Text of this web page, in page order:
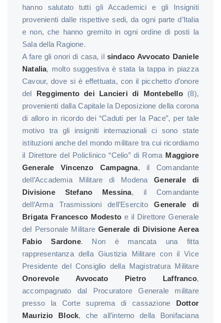
hanno salutato tutti gli Accademici e gli Insigniti
provenienti dalle rispettive sedi, da ogni parte d’Italia
e non, che hanno gremito in ogni ordine di posti la
Sala della Ragione.
A fare gli onori di casa, il sindaco Avvocato Daniele
Natalia, molto suggestiva è stata la tappa in piazza
Cavour, dove si è effettuata, con il picchetto d’onore
del Reggimento dei Lancieri di Montebello(8),
provenienti dalla Capitale la Deposizione della corona
di alloro in ricordo dei “Caduti per la Pace”, per tale
motivo tra gli insigniti internazionali ci sono state
istituzioni anche del mondo militare tra cui ricordiamo
il Direttore del Policlinico “Celio” di Roma Maggiore
Generale Vincenzo Campagna, il Comandante
dell’Accademia Militare di ModenaGenerale di
Divisione Stefano Messina, il Comandante
dell’Arma Trasmissioni dell’EsercitoGenerale di
Brigata Francesco Modesto e il Direttore Generale
del Personale MilitareGenerale di Divisione Aerea
Fabio Sardone. Non è mancata una fitta
rappresentanza della Giustizia Militare con il Vice
Presidente del Consiglio della Magistratura Militare
Onorevole Avvocato Pietro Laffranco,
accompagnato dal Procuratore Generale militare
presso la Corte suprema di cassazione Dottor
Maurizio Block, che all’interno della Bonifaciana